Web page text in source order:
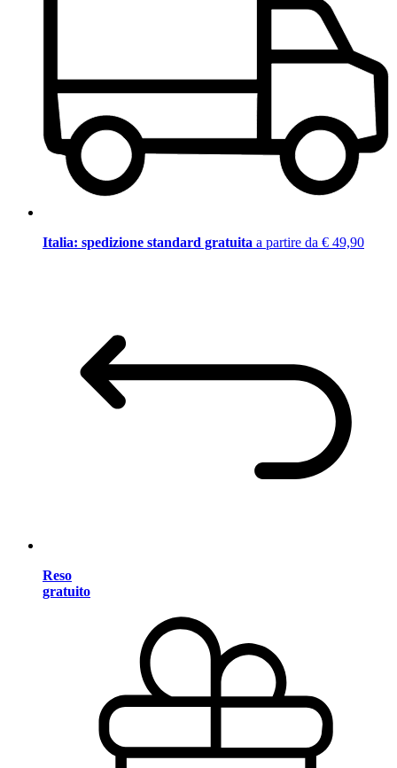
Italia: spedizione standard gratuita a partire da € 49,90
Reso
gratuito